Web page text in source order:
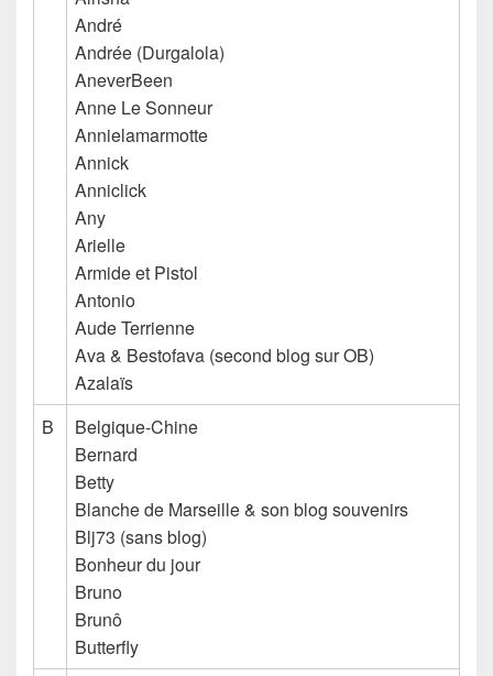
André
Andrée (Durgalola)
AneverBeen
Anne Le Sonneur
Annielamarmotte
Annick
Anniclick
Any
Arielle
Armide et Pistol
Antonio
Aude Terrienne
Ava & Bestofava (second blog sur OB)
Azalaïs
B
Belgique-Chine
Bernard
Betty
Blanche de Marseille & son blog souvenirs
Blj73 (sans blog)
Bonheur du jour
Bruno
Brunô
Butterfly